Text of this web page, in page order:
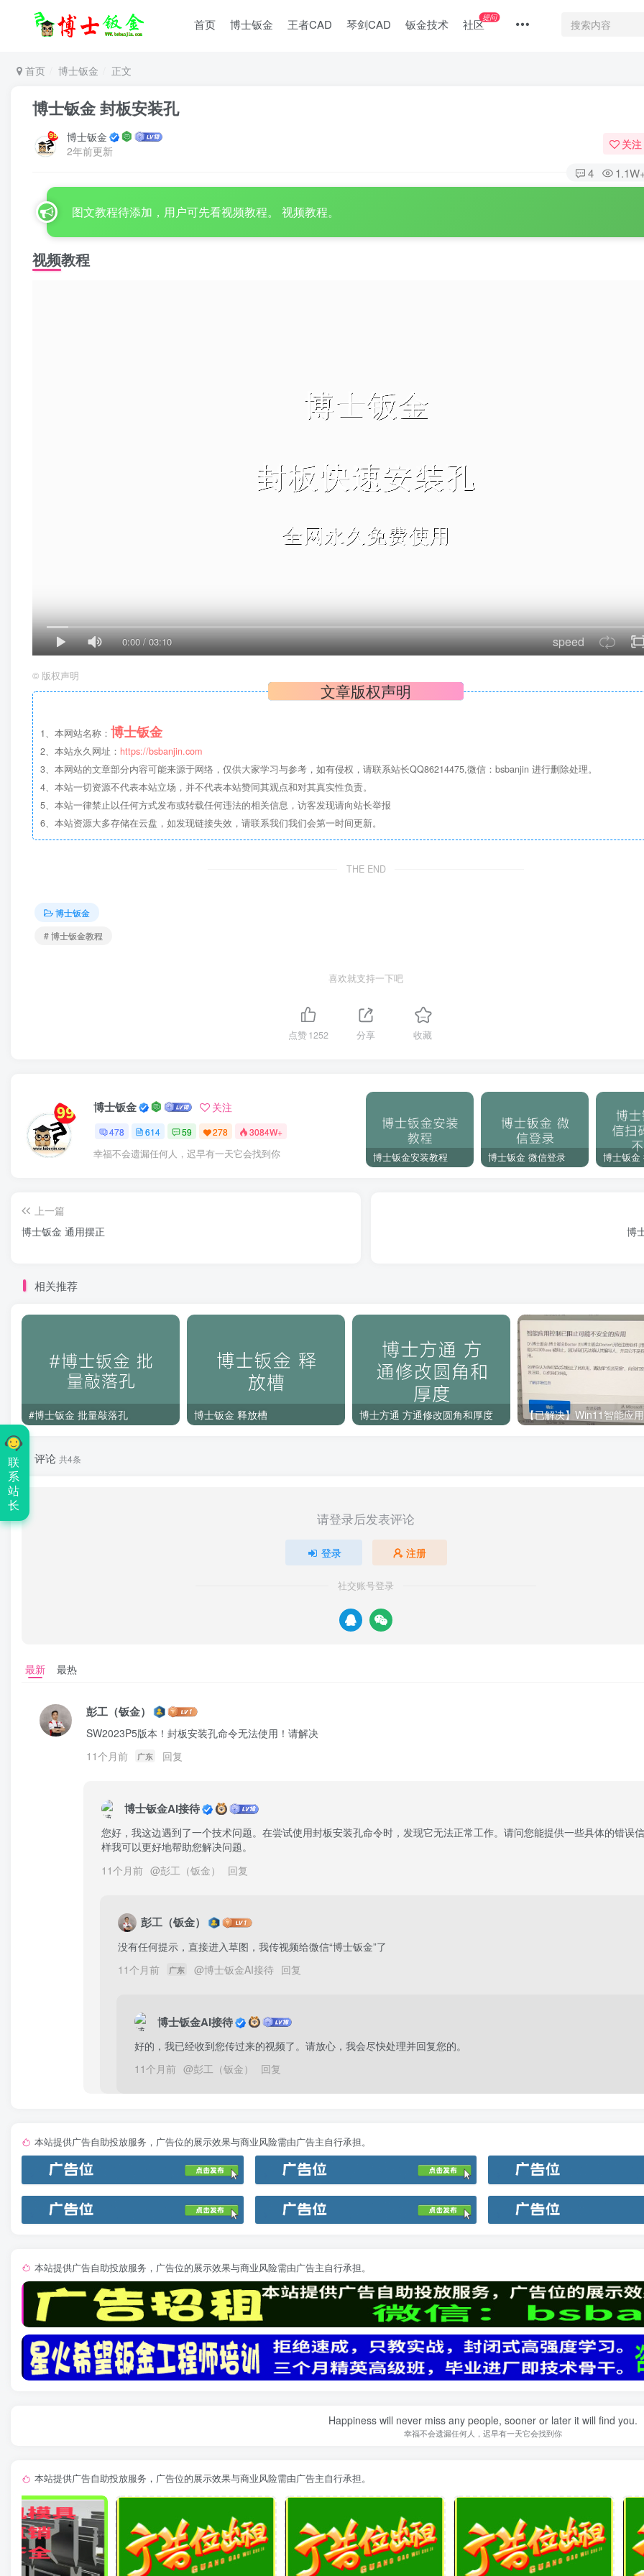
首页 博士钣金 王者CAD 琴剑CAD 钣金技术 社区提问
首页 博士钣金 正文
博士钣金 封板安装孔
博士钣金
2年前更新
关注
4
图文教程待添加，用户可先看视频教程。 视频教程。
视频教程
0:00/03:10 speed
© 版权声明
文章版权声明
1、本网站名称： 博士钣金
2、本站永久网址： https://bsbanjin.com
3、本网站的文章部分内容可能来源于网络，仅供大家学习与参考，如有侵权，请联系站长QQ86214475,微信：bsbanjin 进行删除处理。
4、本站一切资源不代表本站立场，并不代表本站赞同其观点和对其真实性负责。
5、本站一律禁止以任何方式发布或转载任何违法的相关信息，访客发现请向站长举报
6、本站资源大多存储在云盘，如发现链接失效，请联系我们我们会第一时间更新。
THE END
博士钣金
# 博士钣金教程
喜欢就支持一下吧
点赞1252 分享 收藏
博士钣金 关注
478 614 59 278 3084W+
幸福不会遗漏任何人，迟早有一天它会找到你 博士钣金安装教程 博士钣金 微信登录
上一篇
博士钣金 通用摆正
博
相关推荐
#博士钣金 批量敲落孔 博士钣金 释放槽 博士方通 方通修改圆角和厚度
评论 共4条
请登录后发表评论
登录 注册
社交账号登录
最新 最热
彭工（钣金）
SW2023P5版本！封板安装孔命令无法使用！请解决
11个月前
广东 回复
博士钣金AI接待
您好，我这边遇到了一个技术问题。在尝试使用封板安装孔命令时，发现它无法正常工作。请问您能提供一些具体的错误
样我可以更好地帮助您解决问题。
11个月前 @彭工（钣金） 回复
彭工（钣金）
没有任何提示，直接进入草图，我传视频给微信“博士钣金”了
11个月前
广东 @博士钣金AI接待 回复
博士钣金AI接待
好的，我已经收到您传过来的视频了。请放心，我会尽快处理并回复您的。
11个月前 @彭工（钣金） 回复
本站提供广告自助投放服务，广告位的展示效果与商业风险需由广告主自行承担。
本站提供广告自助投放服务，广告位的展示效果与商业风险需由广告主自行承担。
Happiness will never miss any people, sooner or later it will find you.
幸福不会遗漏任何人，迟早有一天它会找到你
本站提供广告自助投放服务，广告位的展示效果与商业风险需由广告主自行承担。
联
系
站
长